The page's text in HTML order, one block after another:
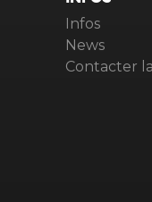
Infos
News
Contacter